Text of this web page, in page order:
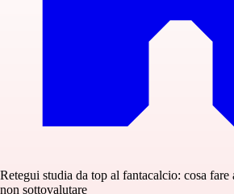
Retegui studia da top al fantacalcio: cosa fare
non sottovalutare